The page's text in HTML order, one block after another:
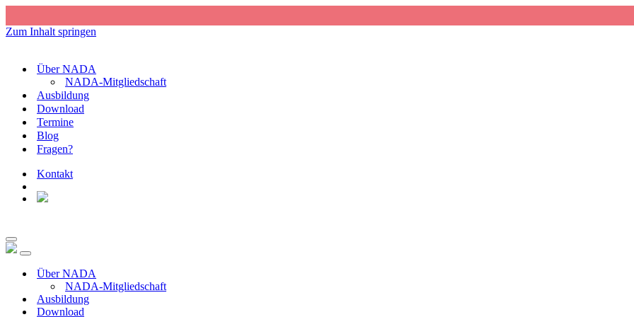
Zum Inhalt springen
Über NADA
NADA-Mitgliedschaft
Ausbildung
Download
Termine
Blog
Fragen?
Kontakt
Navigations-
MenüNavigations-
Menü
Über NADA
NADA-Mitgliedschaft
Ausbildung
Download